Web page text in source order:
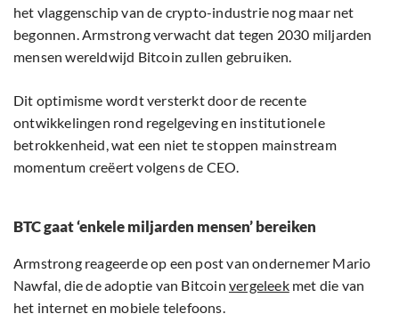
het vlaggenschip van de crypto-industrie nog maar net
begonnen. Armstrong verwacht dat tegen 2030 miljarden
mensen wereldwijd Bitcoin zullen gebruiken.
Dit optimisme wordt versterkt door de recente
ontwikkelingen rond regelgeving en institutionele
betrokkenheid, wat een niet te stoppen mainstream
momentum creëert volgens de CEO.
BTC gaat ‘enkele miljarden mensen’ bereiken
Armstrong reageerde op een post van ondernemer Mario
Nawfal, die de adoptie van Bitcoin vergeleekmet die van
het internet en mobiele telefoons.